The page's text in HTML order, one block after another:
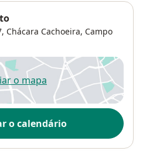
Chácara Cachoeira, Campo
o mapa
abre num novo separador
o calendário